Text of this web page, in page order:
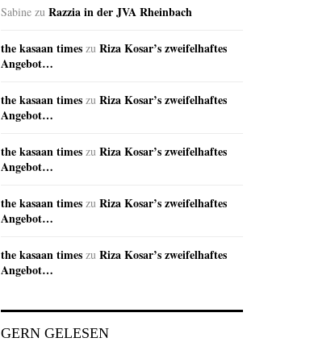
Sabine zu Razzia in der JVA Rheinbach
the kasaan times zu Riza Kosar’s zweifelhaftes
Angebot…
the kasaan times zu Riza Kosar’s zweifelhaftes
Angebot…
the kasaan times zu Riza Kosar’s zweifelhaftes
Angebot…
the kasaan times zu Riza Kosar’s zweifelhaftes
Angebot…
the kasaan times zu Riza Kosar’s zweifelhaftes
Angebot…
GERN GELESEN